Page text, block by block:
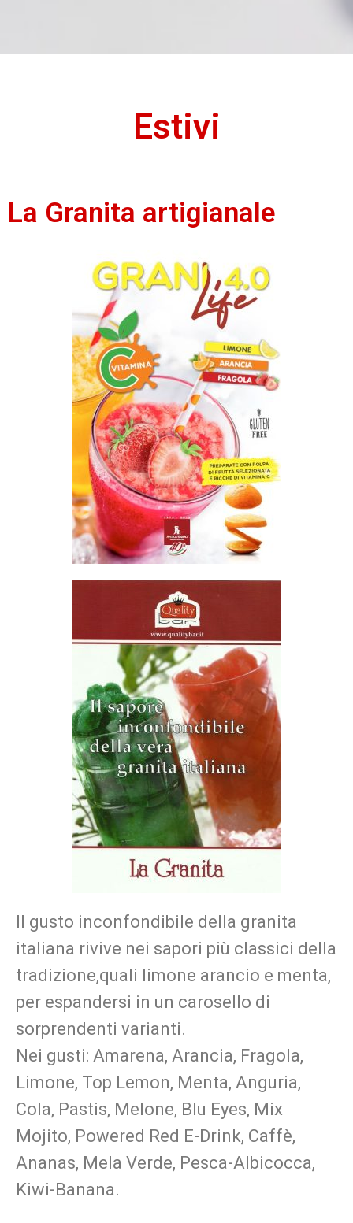
Estivi
La Granita artigianale
Il gusto inconfondibile della granita
italiana rivive nei sapori più classici della
tradizione,quali limone arancio e menta,
per espandersi in un carosello di
sorprendenti varianti.
Nei gusti: Amarena, Arancia, Fragola,
Limone, Top Lemon, Menta, Anguria,
Cola, Pastis, Melone, Blu Eyes, Mix
Mojito, Powered Red E-Drink, Caffè,
Ananas, Mela Verde, Pesca-Albicocca,
Kiwi-Banana.